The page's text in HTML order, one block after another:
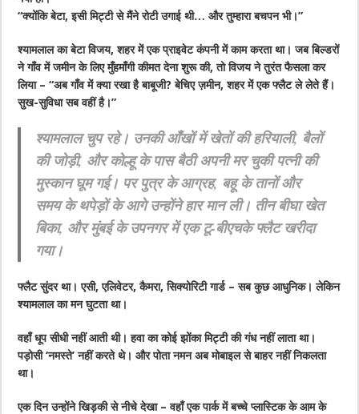
“क्योंकि बेटा, इसी मिट्टी से मैंने रोटी उगाई थी… और तुम्हारा बचपन भी।”
श्यामलाल का बेटा विजय, शहर में एक प्राइवेट कंपनी में काम करता था। जब बिल्डरों
ने गाँव में जमीन के लिए मुँहमाँगी कीमत देना शुरू की, तो विजय ने तुरंत फैसला कर
लिया – “अब गाँव में क्या रखा है बाबूजी? बेचिए ज़मीन, शहर में एक फ्लैट ले लेते हैं।
सुख-सुविधा सब वहीं है।”
श्यामलाल चुप रहे। उनकी आँखों में खेतों की हरियाली, बैलों
की जोड़ी, और कोल्हू के पास बैठी अपनी मर चुकी पत्नी की
मुस्कान घूम गई। पर पुत्र के आग्रह, बहू के तानों और
समय के थपेड़ों के आगे उन्होंने हार मान ली। तीन बीघा खेत
बिका, और मुंबई के उपनगर में एक टू-बीएचके फ्लैट खरीदा
गया।
फ्लैट सुंदर था। एसी, एलिवेटर, कैमरा, सिक्योरिटी गार्ड – सब कुछ आधुनिक। लेकिन
श्यामलाल का मन घुटता था।
वहाँ धूप सीधी नहीं आती थी। हवा का कोई झोंका मिट्टी की गंध नहीं लाता था।
पड़ोसी ‘नमस्ते’ नहीं करते थे। और पोता नमन अब मोबाइल से बाहर नहीं निकलता
था।
एक दिन उन्होंने खिड़की से नीचे देखा – वहाँ एक पार्क में बच्चे प्लास्टिक के आम के